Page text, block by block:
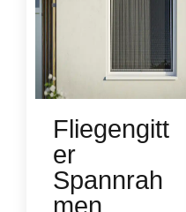
Fliegengitt
er
Spannrah
men